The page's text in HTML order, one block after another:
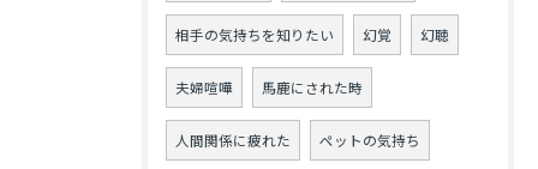
相手の気持ちを知りたい 幻覚 幻聴
夫婦喧嘩 馬鹿にされた時
人間関係に疲れた ペットの気持ち